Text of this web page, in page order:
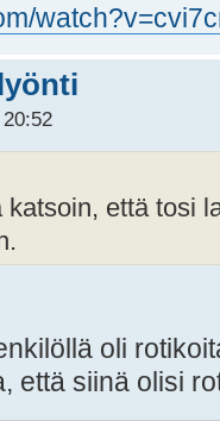
että tosi
oli
että siinä olisi